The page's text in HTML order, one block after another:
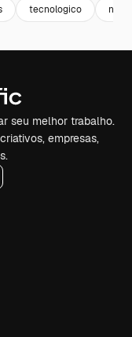
tecnologico
seu melhor trabalho.
empresas,